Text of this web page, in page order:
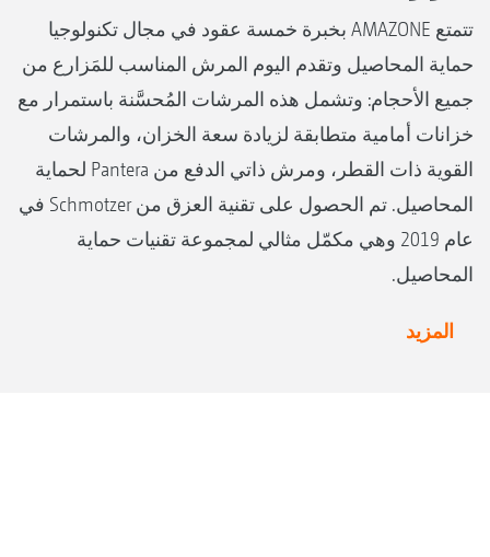
تتمتع AMAZONE بخبرة خمسة عقود في مجال تكنولوجيا
حماية المحاصيل وتقدم اليوم المرش المناسب للمَزارع من
جميع الأحجام: وتشمل هذه المرشات المُحسَّنة باستمرار مع
خزانات أمامية متطابقة لزيادة سعة الخزان، والمرشات
القوية ذات القطر، ومرش ذاتي الدفع من Pantera لحماية
المحاصيل. تم الحصول على تقنية العزق من Schmotzer في
عام 2019 وهي مكمّل مثالي لمجموعة تقنيات حماية
المحاصيل.
المزيد